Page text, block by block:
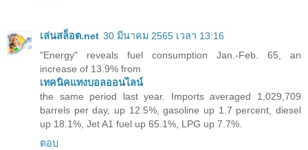
เล่นสล็อต.net 30 มีนาคม 2565 เวลา 13:16
"Energy" reveals fuel consumption Jan.-Feb. 65, an
increase of 13.9% from
เทคนิคแทงบอลออนไลน์
the same period last year. Imports averaged 1,029,709
barrels per day, up 12.5%, gasoline up 1.7 percent, diesel
up 18.1%, Jet A1 fuel up 65.1%, LPG up 7.7%.
ตอบ